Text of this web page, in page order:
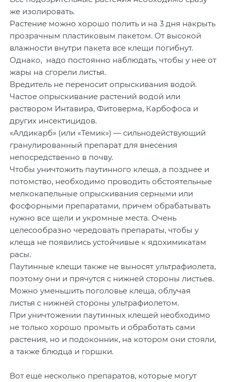
же изолировать.
Растение можно хорошо полить и на 3 дня накрыть
прозрачным пластиковым пакетом. От высокой
влажности внутри пакета все клещи погибнут.
Однако, надо постоянно наблюдать, чтобы у нее от
жары на сгорели листья.
Вредитель не переносит опрыскивания водой.
Частое опрыскивание растений водой или
раствором Интавира, Фитоверма, Карбофоса и
других инсектицидов.
«Алдикарб» (или «Темик») — сильнодействующий
гранулированный препарат для внесения
непосредственно в почву.
Чтобы уничтожить паутинного клеща, а позднее и
потомство, необходимо проводить обстоятельные
мелкокапельные опрыскивания серными или
фосфорными препаратами, причем обрабатывать
нужно все щели и укромные места. Очень
целесообразно чередовать препараты, чтобы у
клеща не появились устойчивые к ядохимикатам
расы.
Паутинные клещи также не выносят ультрафиолета,
поэтому они и прячутся с нижней стороны листьев.
Можно уменьшить поголовье клеща, облучая
листья с нижней стороны ультрафиолетом.
При уничтожении паутинных клещей необходимо
не только хорошо промыть и обработать сами
растения, но и подоконник, на котором они стояли,
а также блюдца и горшки.
Вот еще несколько препаратов, которые могут